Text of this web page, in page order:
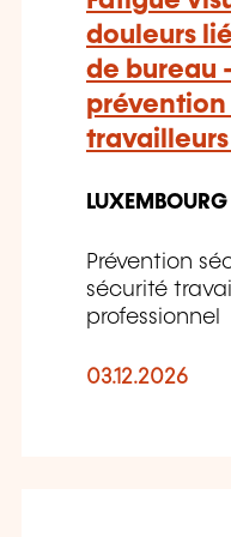
douleurs
de bureau
prévention
LUXEMBOURG
Prévention
sécurité
professionnel
03.12.2026